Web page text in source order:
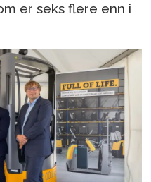
er seks flere enn i